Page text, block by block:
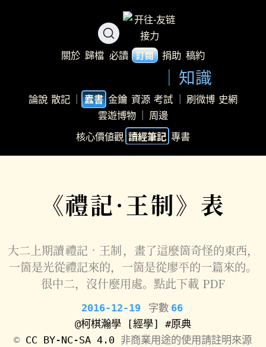
關於 歸檔 必讀 訂閱 捐助 稿約
知識
論說 散記 ｜ 蠹書 金鑰 資源 考試 ｜ 刷微博 史網
雲遊博物 ｜ 周邊
核心價値觀 讀經筆記 專書
《禮記·王制》表
大二上期讀禮記‧王制，畫了這麼箇奇怪的東西，
一箇是光從禮記來的，一箇是從廖平的一篇來的。
很中二，沒什麼用處。點此下載 PDF
2016-12-19 字數 66
@柯棋瀚學
[經學]
#原典
©️ CC BY-NC-SA 4.0 非商業用途的使用請註明來源